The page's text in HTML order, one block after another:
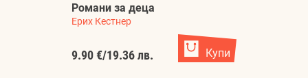
Романи за деца
Ерих Кестнер
9.90 €/19.36 лв. Купи